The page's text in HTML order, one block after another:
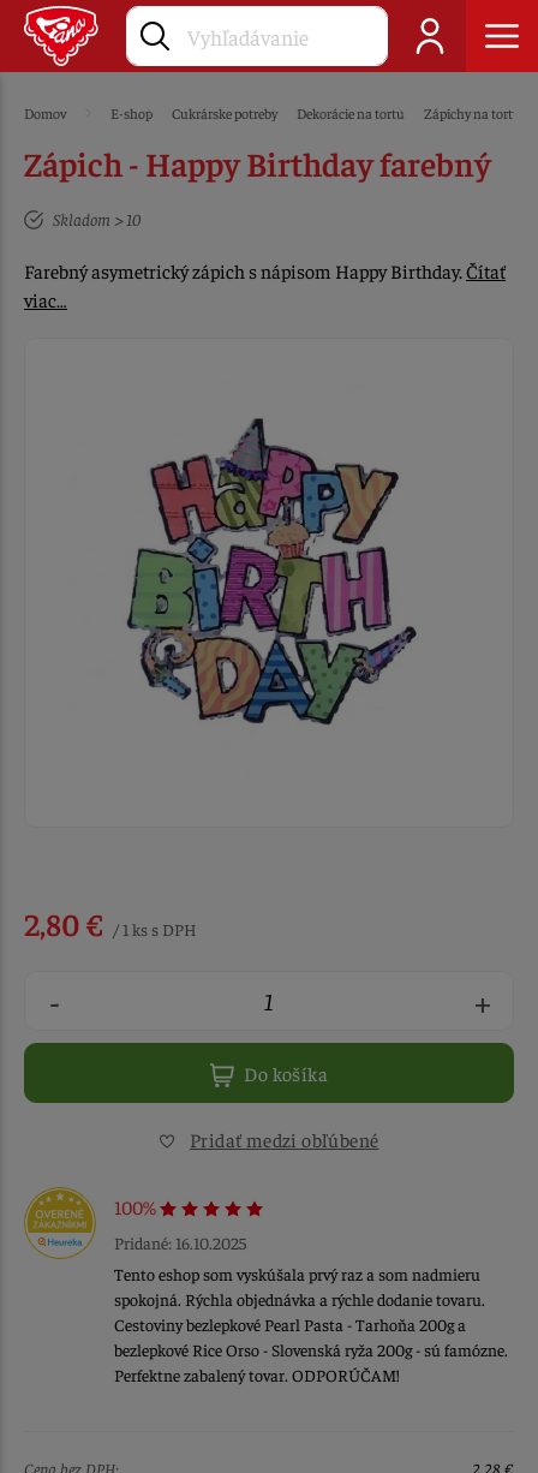
Domov E-shop Cukrárske potreby Dekorácie na tortu Zápichy na tortu
Zápich - Happy Birthday farebný
Skladom > 10
Farebný asymetrický zápich s nápisom Happy Birthday.Čítať
viac…
2,80 € / 1 ks s DPH
- +
Do košíka
Pridať medzi obľúbené
100%
Pridané: 16.10.2025
Tento eshop som vyskúšala prvý raz a som nadmieru
spokojná. Rýchla objednávka a rýchle dodanie tovaru.
Cestoviny bezlepkové Pearl Pasta - Tarhoňa 200g a
bezlepkové Rice Orso - Slovenská ryža 200g - sú famózne.
Perfektne zabalený tovar. ODPORÚČAM!
Cena bez DPH:
2,28 €